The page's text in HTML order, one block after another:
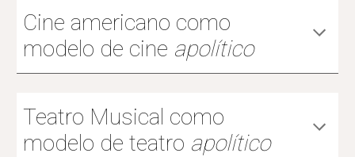
Cine americano como
modelo de cine apolítico
Teatro Musical como
modelo de teatro apolítico